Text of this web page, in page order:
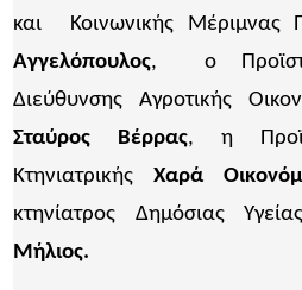
και Κοινωνικής
Αγγελόπουλος, ο
Διεύθυνσης Αγροτικής
Σταύρος Βέρρας, η
ΚτηνιατρικήςΧαρά
κτηνίατρος Δημόσιας
Μήλιος.